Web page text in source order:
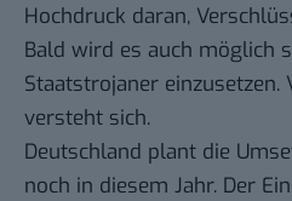
Hochdruck daran,
Bald wird es auch möglich
Staatstrojaner
versteht sich.
Deutschland plant die
noch in diesem Jahr. Der